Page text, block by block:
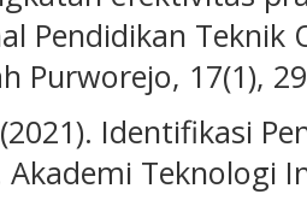
Pendidikan
Purworejo, 17(1),
Identifikasi
Akademi Teknologi